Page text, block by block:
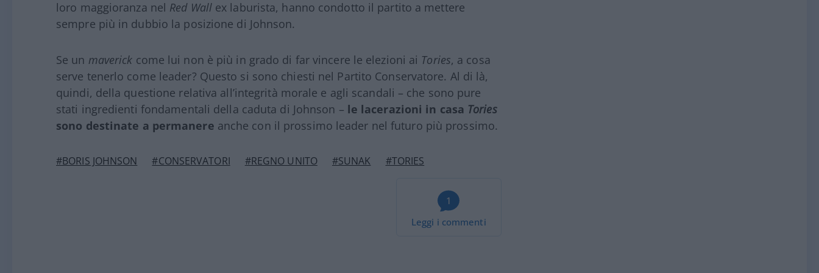
loro maggioranza nel Red Wallex laburista, hanno condotto il partito a mettere
sempre più in dubbio la posizione di Johnson.
Se un maverick come lui non è più in grado di far vincere le elezioni ai Tories, a cosa
serve tenerlo come leader? Questo si sono chiesti nel Partito Conservatore. Al di là,
quindi, della questione relativa all’integrità morale e agli scandali – che sono pure
stati ingredienti fondamentali della caduta di Johnson – le lacerazioni in casa Tories
sono destinate a permanere anche con il prossimo leader nel futuro più prossimo.
#BORIS JOHNSON #CONSERVATORI #REGNO UNITO #SUNAK #TORIES
1
Leggi i commenti